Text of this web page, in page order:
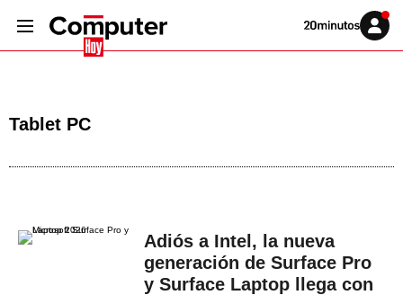
Volver
Iniciar
sesión
Tablet PC
Adiós a Intel, la nueva
generación de Surface Pro
y Surface Laptop llega con